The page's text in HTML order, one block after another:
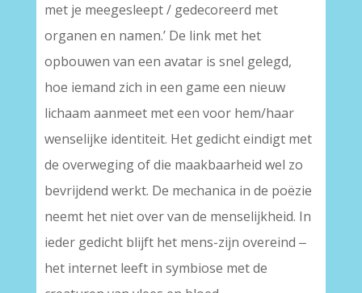
met je meegesleept / gedecoreerd met
organen en namen.’ De link met het
opbouwen van een avatar is snel gelegd,
hoe iemand zich in een game een nieuw
lichaam aanmeet met een voor hem/haar
wenselijke identiteit. Het gedicht eindigt met
de overweging of die maakbaarheid wel zo
bevrijdend werkt. De mechanica in de poëzie
neemt het niet over van de menselijkheid. In
ieder gedicht blijft het mens-zijn overeind ‒
het internet leeft in symbiose met de